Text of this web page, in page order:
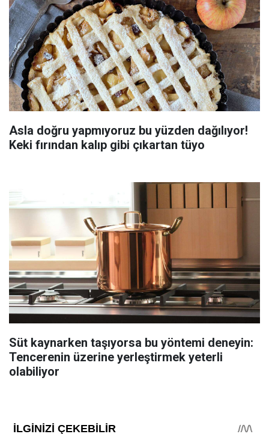
Asla doğru yapmıyoruz bu yüzden dağılıyor!
Keki fırından kalıp gibi çıkartan tüyo
Süt kaynarken taşıyorsa bu yöntemi deneyin:
Tencerenin üzerine yerleştirmek yeterli
olabiliyor